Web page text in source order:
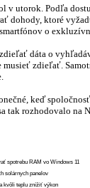
v utorok. Podľa
dohody, ktoré
o
dáta o
musieť zdieľať.
keď
tak rozhodovalo na
spotrebu RAM vo Windows 11
solárnych panelov
kvôli teplu znížiť výkon